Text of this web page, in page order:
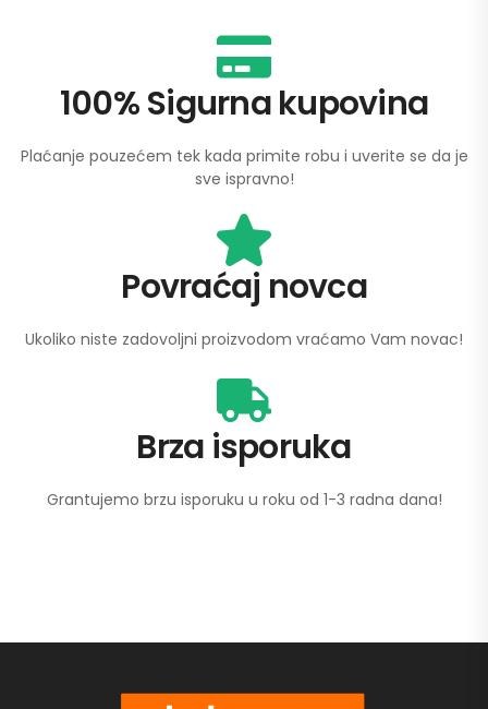
100% Sigurna kupovina
Plaćanje pouzećem tek kada primite robu i uverite se da je
sve ispravno!
Povraćaj novca​
Ukoliko niste zadovoljni proizvodom vraćamo Vam novac!
Brza isporuka
Grantujemo brzu isporuku u roku od 1-3 radna dana!